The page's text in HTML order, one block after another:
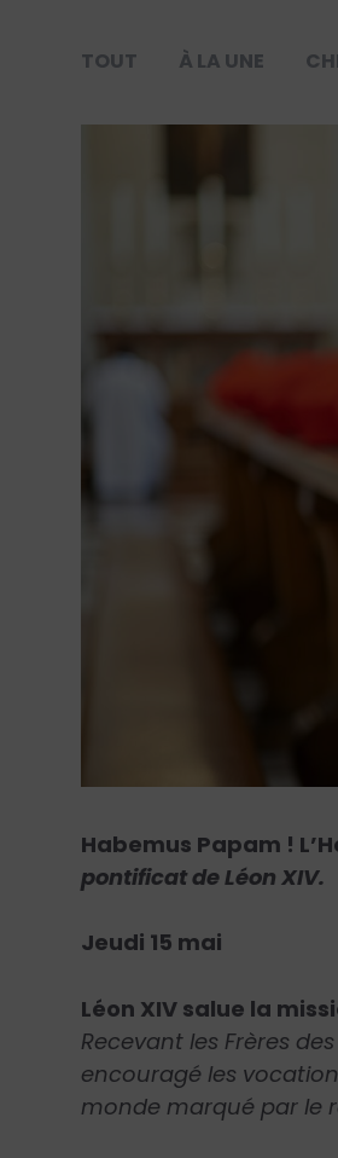
TOUT À LA UNE
Habemus Papam !
pontificat de Léon XIV.
Jeudi 15 mai
Léon XIV salue la
Recevant les Frères
encouragé les
monde marqué par le